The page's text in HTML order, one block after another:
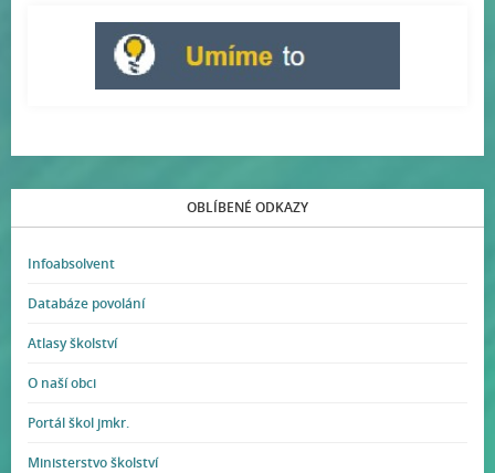
OBLÍBENÉ ODKAZY
Infoabsolvent
Databáze povolání
Atlasy školství
O naší obci
Portál škol jmkr.
Ministerstvo školství